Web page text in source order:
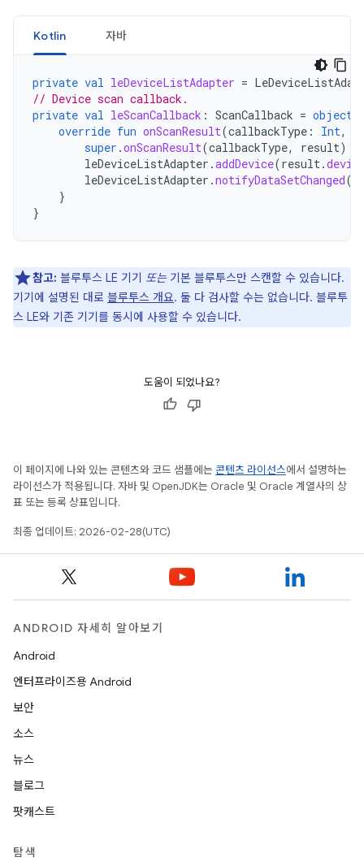
Kotlin 자바
private val leDeviceListAdapter =
// Device scan callback.
private val leScanCallback : ScanCallback = object
override fun onScanResult(callbackType : Int,
super .onScanResult(callbackType, result)
leDeviceListAdapter .addDevice(result.
leDeviceListAdapter .notifyDataSetChanged()
}
}
참고: 블루투스 LE 기기 또는기본 블루투스만 스캔할 수 있습니다.
기기에 설명된 대로 블루투스 개요. 둘 다 검사할 수는 없습니다. 블루투
스 LE와 기존 기기를 동시에 사용할 수 있습니다.
도움이 되었나요?
이 페이지에 나와 있는 콘텐츠와 코드 샘플에는 콘텐츠 라이선스에서 설명하는
라이선스가 적용됩니다. 자바 및 OpenJDK는 Oracle 및 Oracle 계열사의 상
표 또는 등록 상표입니다.
최종 업데이트: 2026-02-28(UTC)
ANDROID 자세히 알아보기
Android
엔터프라이즈용 Android
보안
소스
뉴스
블로그
팟캐스트
탐색